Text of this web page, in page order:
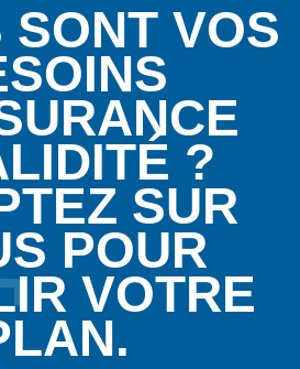
SONT VOS
?
SUR
POUR
VOTRE